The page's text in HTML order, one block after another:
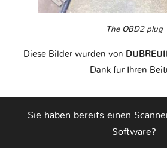
The OBD2 plug
Diese Bilder wurden von
Dank für Ihren
Sie haben bereits einen
Software?